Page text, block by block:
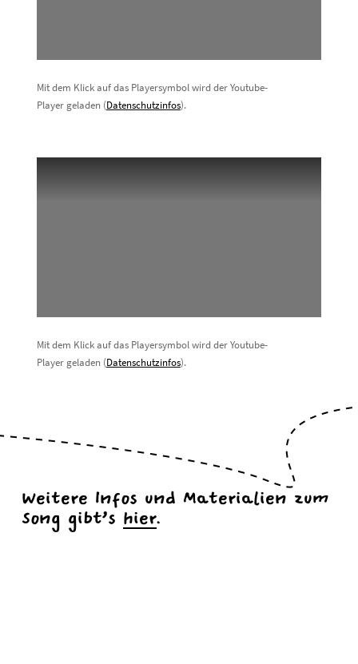
Mit dem Klick auf das Playersymbol wird der Youtube-
Player geladen (Datenschutzinfos).
Mit dem Klick auf das Playersymbol wird der Youtube-
Player geladen (Datenschutzinfos).
Weitere Infos und Materialien zum
Song gibt’s hier.